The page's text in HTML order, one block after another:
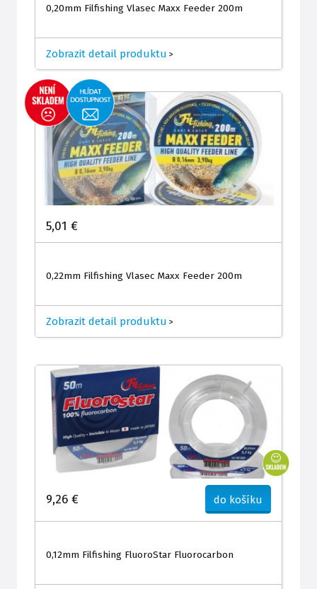
0,20mm Filfishing Vlasec Maxx Feeder 200m
Zobrazit detail produktu >
5,01 €
0,22mm Filfishing Vlasec Maxx Feeder 200m
Zobrazit detail produktu >
9,26 € do košíku
0,12mm Filfishing FluoroStar Fluorocarbon